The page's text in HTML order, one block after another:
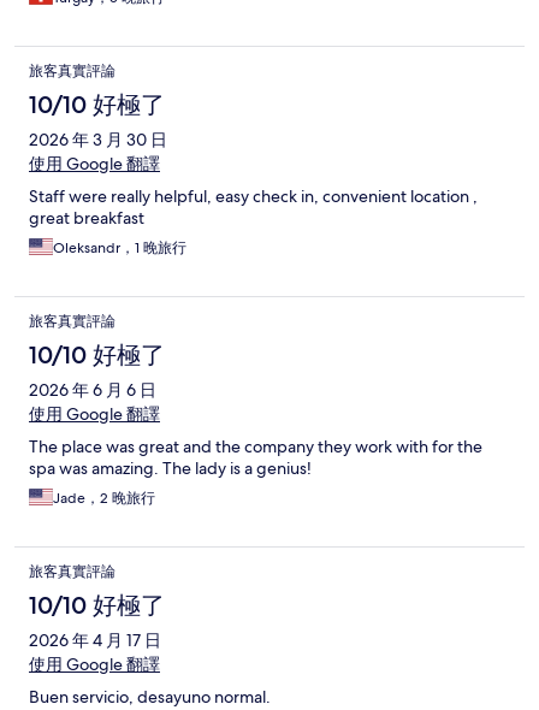
旅客真實評論
10/10 好極了
2026 年 3 月 30 日
使用 Google 翻譯
Staff were really helpful, easy check in, convenient location ,
great breakfast
Oleksandr，1 晚旅行
旅客真實評論
10/10 好極了
2026 年 6 月 6 日
使用 Google 翻譯
The place was great and the company they work with for the
spa was amazing. The lady is a genius!
Jade，2 晚旅行
旅客真實評論
10/10 好極了
2026 年 4 月 17 日
使用 Google 翻譯
Buen servicio, desayuno normal.